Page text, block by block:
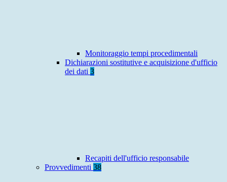
Monitoraggio tempi procedimentali
Dichiarazioni sostitutive e acquisizione d'ufficio
dei dati 3
Recapiti dell'ufficio responsabile
Provvedimenti 38